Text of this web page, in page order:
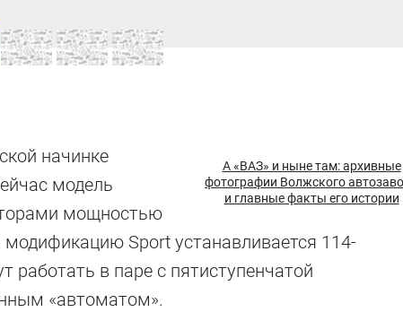
А «ВАЗ» и ныне там: архивные
фотографии Волжского
и главные факты его истории
начинке
модель
мощностью
Sport устанавливается 114-
работать в паре с пятиступенчатой
«автоматом».